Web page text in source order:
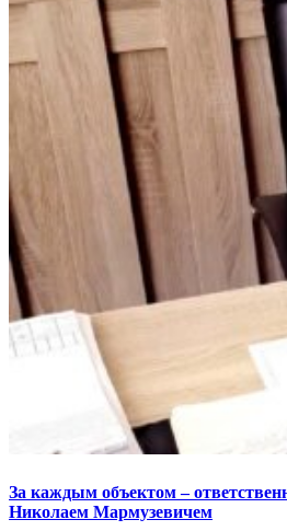
За каждым объектом –
Николаем Мармузевичем